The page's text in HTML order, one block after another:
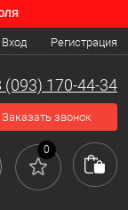
Вход Регистрация
(093) 170-44-34
Заказать звонок
0